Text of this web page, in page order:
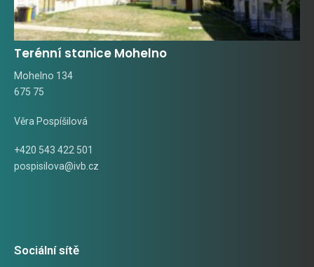
Terénní stanice Mohelno
Mohelno 134
675 75
Věra Pospíšilová
+420 543 422 501
pospisilova@ivb.cz
Sociální sítě